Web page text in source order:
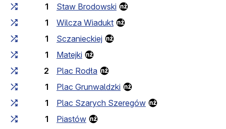
1
Staw Brodowski
1
Wilcza Wiadukt
1
Sczanieckiej
1
Matejki
2
Plac Rodła
1
Plac Grunwaldzki
1
Plac Szarych Szeregów
1
Piastów